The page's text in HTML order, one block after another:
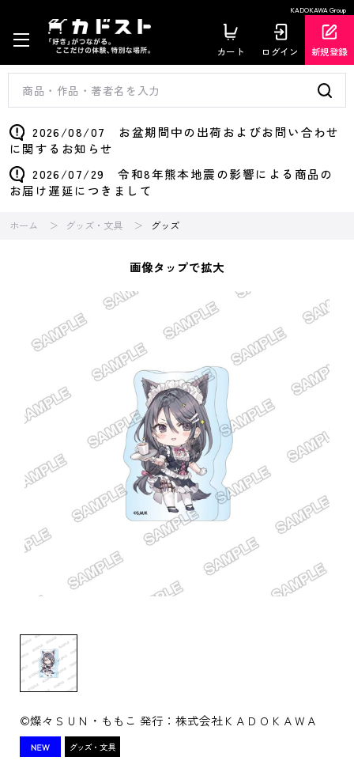
KADOKAWA Group
カート ログイン 新規登録
2026/08/07 お盆期間中の出荷およびお問い合わせ
に関するお知らせ
2026/07/29 令和8年熊本地震の影響による商品の
お届け遅延につきまして
ホーム グッズ・文具 グッズ
画像タップで拡大
©燦々ＳＵＮ・ももこ 発行：株式会社ＫＡＤＯＫＡＷＡ